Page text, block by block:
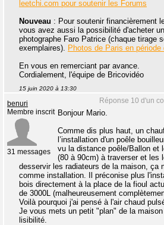
leetchi.com pour soutenir les Forums
Nouveau : Pour soutenir financièrement
vous avez aussi la possibilité d'acheter
photographe Faro Patrice (chaque tirage
exemplaires). Photos de Paris en
En vous en remerciant par avance.
Cordialement, l'équipe de Bricovidéo
15 juin 2020 à 13:30
Réponse 10 d'un
benuri
Membre inscrit
31 messages
Bonjour Mario.
Comme dis plus haut, un
l’installation d'un poêle
vu la distance poêle/Ballon et
(80 à 90cm) à traverser et les
desservir les radiateurs de la maison, ça
comme installation. Il préconise plus
bois directement à la place de la fioul
de 3000L (malheureusement
Voilà pourquoi j'ai pensé à l'air chaud
Je vous mets un petit "plan" de la
lisibilité.